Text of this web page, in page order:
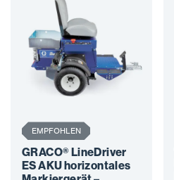
EMPFOHLEN
GRACO® LineDriver
ES AKU horizontales